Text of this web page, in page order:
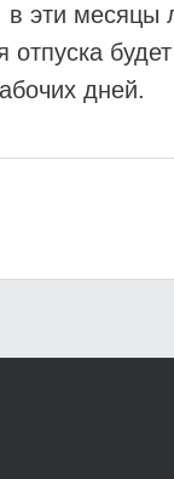
эти месяцы
дней.